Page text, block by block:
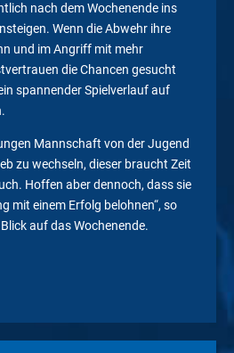
nach dem Wochenende ins
Wenn die Abwehr ihre
und im Angriff mit mehr
die Chancen gesucht
spannender Spielverlauf auf
Mannschaft von der Jugend
zu wechseln, dieser braucht Zeit
Hoffen aber dennoch, dass sie
mit einem Erfolg belohnen“, so
auf das Wochenende.